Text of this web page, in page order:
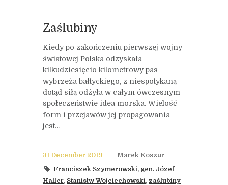
Zaślubiny
Kiedy po zakończeniu pierwszej wojny
światowej Polska odzyskała
kilkudziesięcio kilometrowy pas
wybrzeża bałtyckiego, z niespotykaną
dotąd siłą odżyła w całym ówczesnym
społeczeństwie idea morska. Wielość
form i przejawów jej propagowania
jest...
31 December 2019
Marek Koszur
Franciszek Szymerowski, gen. Józef
Haller, Stanisłw Wojciechowski, zaślubiny